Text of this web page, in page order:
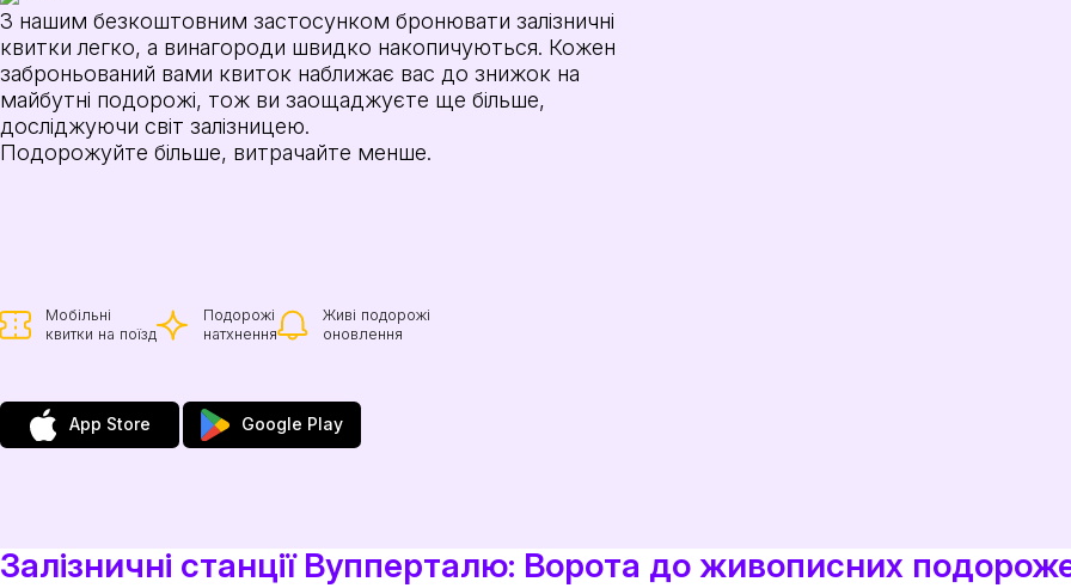
З нашим безкоштовним застосунком бронювати залізничні
квитки легко, а винагороди швидко накопичуються. Кожен
заброньований вами квиток наближає вас до знижок на
майбутні подорожі, тож ви заощаджуєте ще більше,
досліджуючи світ залізницею.
Подорожуйте більше, витрачайте менше.
Мобільні
квитки на поїзд
Подорожі
натхнення
Живі подорожі
оновлення
App Store Google Play
Залізничні станції Вупперталю: Ворота до живописних